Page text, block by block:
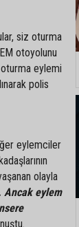
siz oturma
otoyolunu
eylemi
polis
eylemciler
olayla
Ancak eylem